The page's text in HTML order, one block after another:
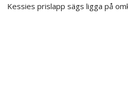
Kessies prislapp sägs ligga på